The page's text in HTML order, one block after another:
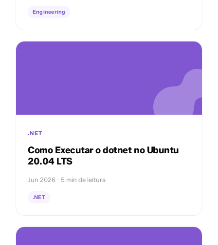
Engineering
.NET
Como Executar o dotnet no Ubuntu
20.04 LTS
Jun 2026 · 5 min de leitura
.NET